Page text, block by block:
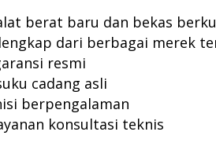
berat baru dan bekas
dari berbagai merek
resmi
cadang asli
berpengalaman
konsultasi teknis